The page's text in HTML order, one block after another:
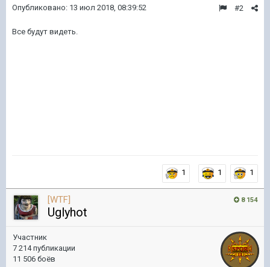
#2
Опубликовано: 13 июл 2018, 08:39:52
Все будут видеть.
1 1 1
8 154
[WTF]
Uglyhot
Участник
7 214 публикации
11 506 боёв